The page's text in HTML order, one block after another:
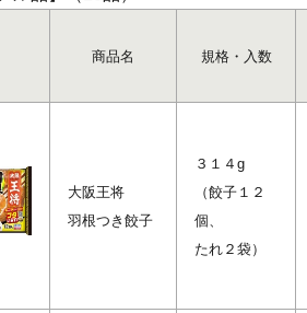
商品名 規格・入数
大阪王将
羽根つき餃子
３１４g
（餃子１２
個、
たれ２袋）